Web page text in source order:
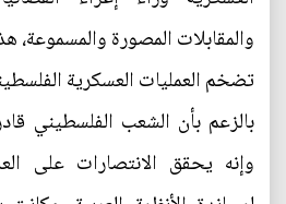
والمقابلات المصورة والمسموعة،
تضخم العمليات العسكرية
بالزعم بأن الشعب الفلسطيني
وإنه يحقق الانتصارات على